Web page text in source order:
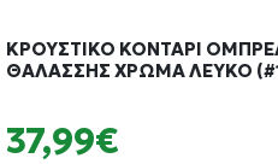
ΚΡΟΥΣΤΙΚΟ ΚΟΝΤΑΡΙ
ΘΑΛΑΣΣΗΣ ΧΡΩΜΑ ΛΕΥΚΟ
37,99€